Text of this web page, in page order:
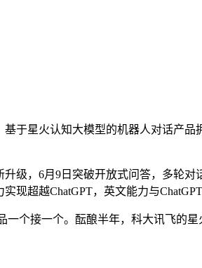
于星火认知大模型的机器人对话产
级，6月9日突破开放式问答，多轮
现超越ChatGPT，英文能力与ChatGPT
个接一个。酝酿半年，科大讯飞的